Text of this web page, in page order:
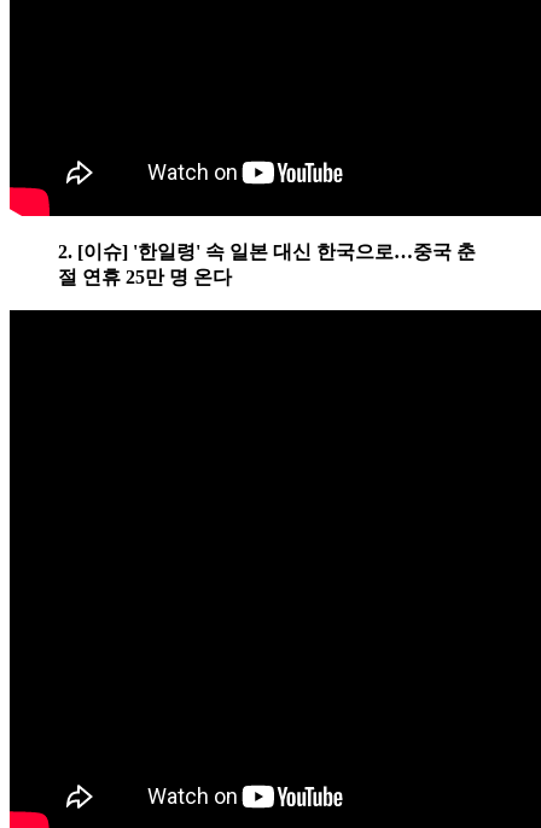
2. [이슈] '한일령' 속 일본 대신 한국으로…중국 춘
절 연휴 25만 명 온다